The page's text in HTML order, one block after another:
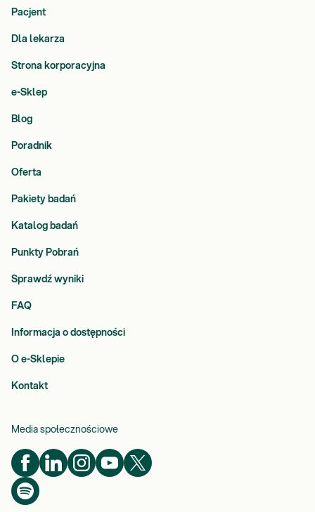
Pacjent
Dla lekarza
Strona korporacyjna
e-Sklep
Blog
Poradnik
Oferta
Pakiety badań
Katalog badań
Punkty Pobrań
Sprawdź wyniki
FAQ
Informacja o dostępności
O e-Sklepie
Kontakt
Media społecznościowe